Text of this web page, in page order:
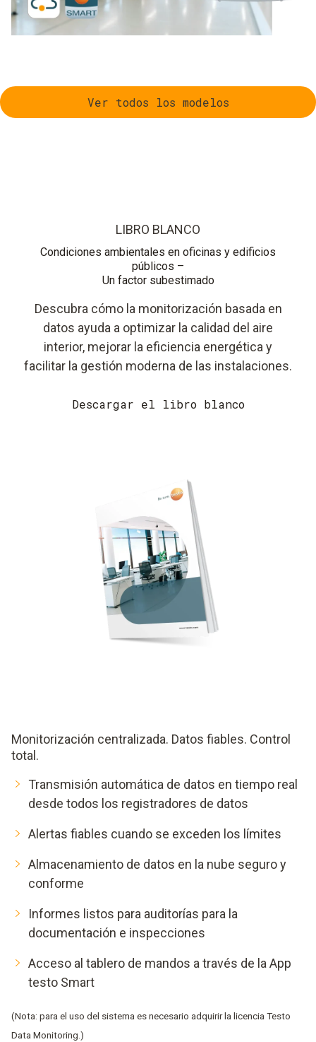
Ver todos los modelos
LIBRO BLANCO
Condiciones ambientales en oficinas y edificios
públicos –
Un factor subestimado
Descubra cómo la monitorización basada en
datos ayuda a optimizar la calidad del aire
interior, mejorar la eficiencia energética y
facilitar la gestión moderna de las instalaciones.
Descargar el libro blanco
Monitorización centralizada. Datos fiables. Control
total.
Transmisión automática de datos en tiempo real
desde todos los registradores de datos
Alertas fiables cuando se exceden los límites
Almacenamiento de datos en la nube seguro y
conforme
Informes listos para auditorías para la
documentación e inspecciones
Acceso al tablero de mandos a través de la App
testo Smart
(Nota: para el uso del sistema es necesario adquirir la licencia Testo
Data Monitoring.)